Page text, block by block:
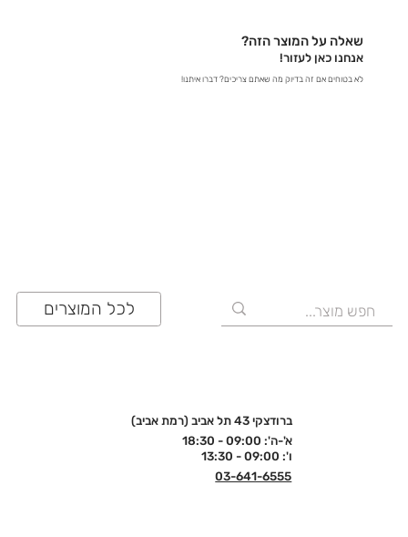
ולוודא שתעשו את הבחירה הנכונה!
שאלה על המוצר הזה?
אנחנו כאן לעזור!
לא בטוחים אם זה בדיוק מה שאתם צריכים? דברו איתנו!
לכל המוצרים
ברודצקי 43 תל אביב (רמת אביב)
א'-ה': 09:00 - 18:30
ו': 09:00 - 13:30
03-641-6555